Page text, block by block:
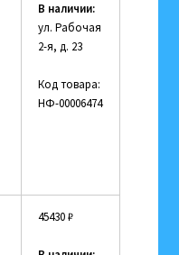
В наличии:
ул. Рабочая
2-я, д. 23
Код товара:
НФ-00006474
45430₽